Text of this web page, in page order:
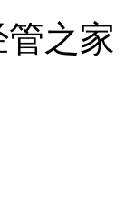
之家